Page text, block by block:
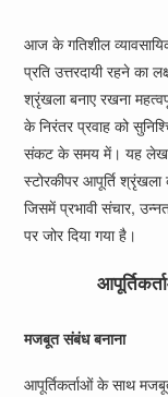
आज के गतिशील
प्रति उत्तरदायी रहने का
श्रृंखला बनाए रखना
के निरंतर प्रवाह को
संकट के समय में। यह लेख
स्टोरकीपर आपूर्ति
जिसमें प्रभावी संचार,
पर जोर दिया गया है।
मजबूत संबंध बनाना
आपूर्तिकर्ताओं के साथ